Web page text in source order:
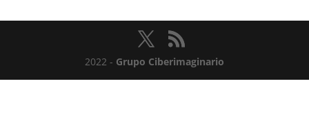
2022 - Grupo Ciberimaginario